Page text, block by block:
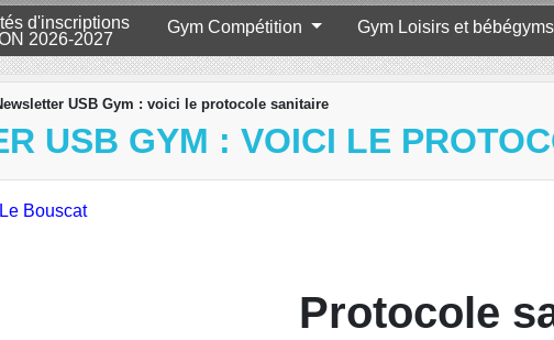
d'inscriptions
2026-2027
Gym Compétition Gym Loisirs et bébégyms
USB Gym : voici le protocole sanitaire
USB GYM : VOICI LE
Bouscat
Protocole